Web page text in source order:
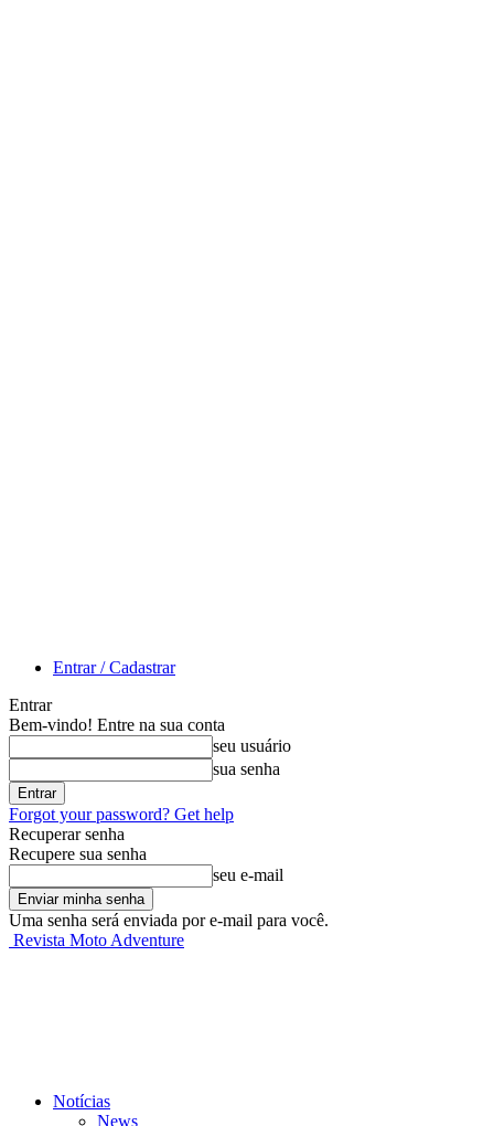
Entrar / Cadastrar
Entrar
Bem-vindo! Entre na sua conta
seu usuário
sua senha
Forgot your password? Get help
Recuperar senha
Recupere sua senha
seu e-mail
Uma senha será enviada por e-mail para você.
Revista Moto Adventure
Notícias
News